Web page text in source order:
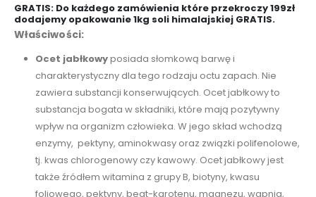
GRATIS: Do każdego zamówienia które przekroczy 199zł
dodajemy opakowanie 1kg soli himalajskiej GRATIS.
Właściwości:
Ocet jabłkowyposiada słomkową barwę i
charakterystyczny dla tego rodzaju octu zapach. Nie
zawiera substancji konserwujących. Ocet jabłkowy to
substancja bogata w składniki, które mają pozytywny
wpływ na organizm człowieka. W jego skład wchodzą
enzymy, pektyny, aminokwasy oraz związki polifenolowe,
tj. kwas chlorogenowy czy kawowy. Ocet jabłkowy jest
także źródłem witamina z grupy B, biotyny, kwasu
foliowego, pektyny, beat-karotenu, magnezu, wapnia,